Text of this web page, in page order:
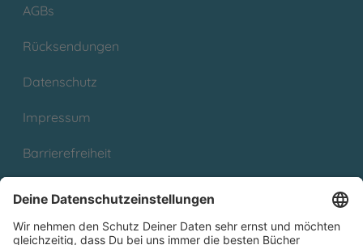
AGBs
Rücksendungen
Datenschutz
Impressum
Barrierefreiheit
Partnerprogramm (Affiliate)